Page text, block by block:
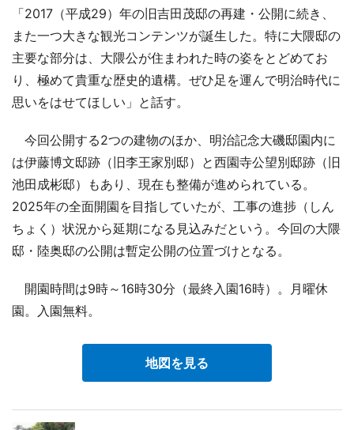
「2017（平成29）年の旧吉田茂邸の再建・公開に続き、
また一つ大きな観光コンテンツが誕生した。特に大隈邸の
主要な部分は、大隈公が住まわれた時の姿をとどめてお
り、極めて貴重な歴史的遺構。ぜひ足を運んで明治時代に
思いをはせてほしい」と話す。
今回公開する2つの建物のほか、明治記念大磯邸園内に
は伊藤博文邸跡（旧李王家別邸）と西園寺公望別邸跡（旧
池田成彬邸）もあり、現在も整備が進められている。
2025年の全面開園を目指していたが、工事の進捗（しん
ちょく）状況から延期になる見込みだという。今回の大隈
邸・陸奥邸の公開は暫定公開の位置づけとなる。
開園時間は9時～16時30分（最終入園16時）。月曜休
園。入園無料。
地図を見る